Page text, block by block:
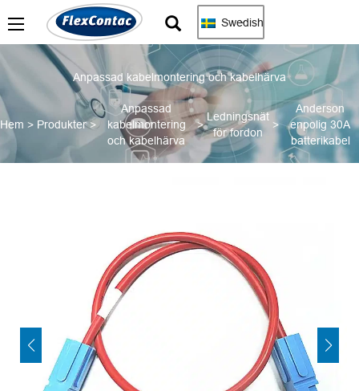
Swedish
Anpassad kabelmontering och kabelhärva
Hem > Produkter>
Anpassad
kabelmontering
och kabelhärva
>
Ledningsnät
för fordon
>
Anderson
enpolig 30A
batterikabel